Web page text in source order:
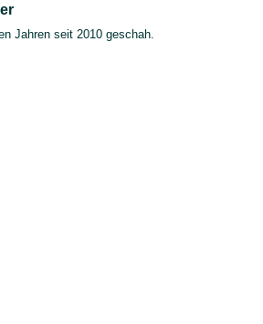
Jahren seit 2010 geschah.